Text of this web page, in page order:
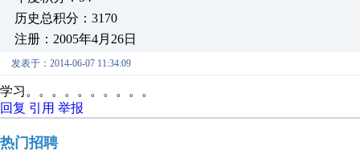
历史总积分：3170
注册：2005年4月26日
发表于：2014-06-07 11:34:09
学习。。。。。。。。。。
回复 引用 举报
热门招聘